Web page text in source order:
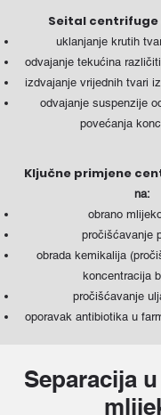
Seital centrifuge
uklanjanje krutih
odvajanje tekućina
izdvajanje vrijednih tvari
odvajanje suspenzije
povećanja
Ključne primjene
na:
obrano
pročišćavanje
obrada kemikalija
koncentracija
pročišćavanje
oporavak antibiotika u
Separacija